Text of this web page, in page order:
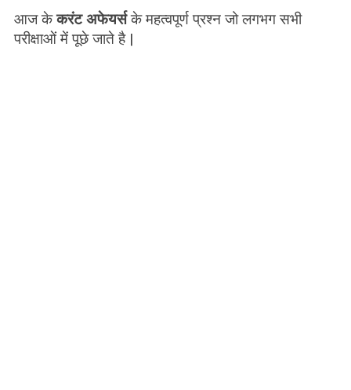
आज केकरंट अफेयर्सके महत्वपूर्ण प्रश्न जो लगभग सभी
परीक्षाओं में पूछे जाते है |